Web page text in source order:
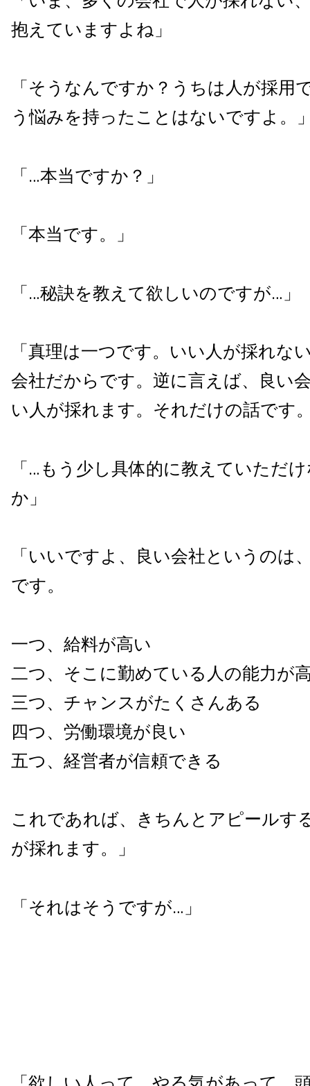
抱えていますよね」
「そうなんですか？うちは人が採用
う悩みを持ったことはないですよ。
「…本当ですか？」
「本当です。」
「…秘訣を教えて欲しいのですが…」
「真理は一つです。いい人が採れな
会社だからです。逆に言えば、良い
い人が採れます。それだけの話です
「…もう少し具体的に教えていただ
か」
「いいですよ、良い会社というのは
です。
一つ、給料が高い
二つ、そこに勤めている人の能力が
三つ、チャンスがたくさんある
四つ、労働環境が良い
五つ、経営者が信頼できる
これであれば、きちんとアピールす
が採れます。」
「それはそうですが…」